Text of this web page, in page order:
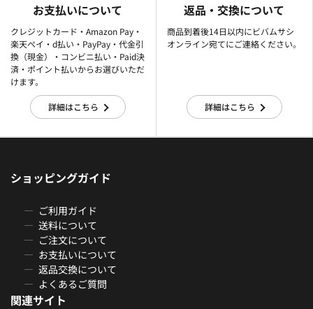
お支払いについて
クレジットカード・Amazon Pay・
楽天ぺイ・d払い・PayPay・代金引
換（現金）・コンビニ払い・Paid決
済・ポイント払いからお選びいただ
けます。
詳細はこちら
返品・交換について
商品到着後14日以内にビバムサシ
オンライン宛てにご連絡ください。
詳細はこちら
ショッピングガイド
ご利用ガイド
送料について
ご注文について
お支払いについて
返品交換について
よくあるご質問
関連サイト